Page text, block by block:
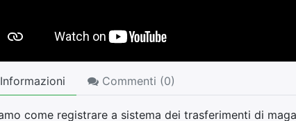
Informazioni Commenti (0)
come registrare a sistema dei trasferimenti di